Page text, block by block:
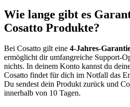
Wie lange gibt es
Cosatto Produkte?
Bei Cosatto gilt eine 4-Jahres-
ermöglicht dir umfangreiche Support-
nichts. In deinem Konto kannst du
Cosatto findet für dich im Notfall das
Du sendest dein Produkt zurück und
innerhalb von 10 Tagen.